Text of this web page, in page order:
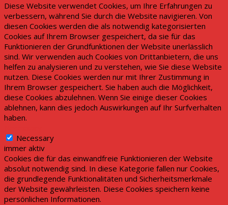
Diese Website verwendet Cookies, um Ihre Erfahrungen zu
verbessern, während Sie durch die Website navigieren. Von
diesen Cookies werden die als notwendig kategorisierten
Cookies auf Ihrem Browser gespeichert, da sie für das
Funktionieren der Grundfunktionen der Website unerlässlich
sind. Wir verwenden auch Cookies von Drittanbietern, die uns
helfen zu analysieren und zu verstehen, wie Sie diese Website
nutzen. Diese Cookies werden nur mit Ihrer Zustimmung in
Ihrem Browser gespeichert. Sie haben auch die Möglichkeit,
diese Cookies abzulehnen. Wenn Sie einige dieser Cookies
ablehnen, kann dies jedoch Auswirkungen auf Ihr Surfverhalten
haben.
Necessary
immer aktiv
Cookies die für das einwandfreie Funktionieren der Website
absolut notwendig sind. In diese Kategorie fallen nur Cookies,
die grundlegende Funktionalitäten und Sicherheitsmerkmale
der Website gewährleisten. Diese Cookies speichern keine
persönlichen Informationen.